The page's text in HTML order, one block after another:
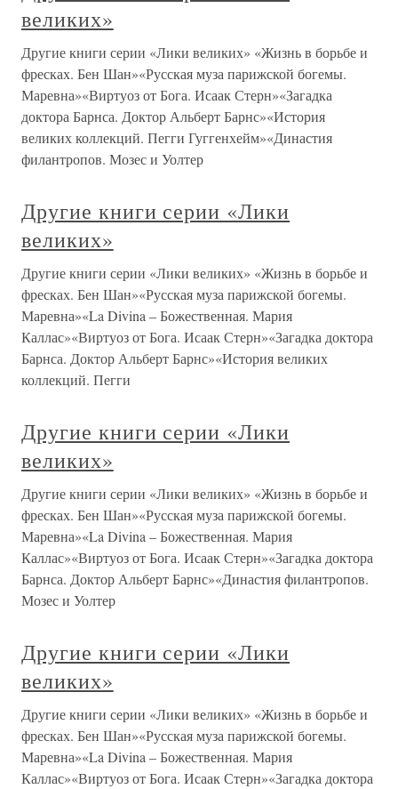
великих»
Другие книги серии «Лики великих» «Жизнь в борьбе и
фресках. Бен Шан»«Русская муза парижской богемы.
Маревна»«Виртуоз от Бога. Исаак Стерн»«Загадка
доктора Барнса. Доктор Альберт Барнс»«История
великих коллекций. Пегги Гуггенхейм»«Династия
филантропов. Мозес и Уолтер
Другие книги серии «Лики
великих»
Другие книги серии «Лики великих» «Жизнь в борьбе и
фресках. Бен Шан»«Русская муза парижской богемы.
Маревна»«La Divina – Божественная. Мария
Каллас»«Виртуоз от Бога. Исаак Стерн»«Загадка доктора
Барнса. Доктор Альберт Барнс»«История великих
коллекций. Пегги
Другие книги серии «Лики
великих»
Другие книги серии «Лики великих» «Жизнь в борьбе и
фресках. Бен Шан»«Русская муза парижской богемы.
Маревна»«La Divina – Божественная. Мария
Каллас»«Виртуоз от Бога. Исаак Стерн»«Загадка доктора
Барнса. Доктор Альберт Барнс»«Династия филантропов.
Мозес и Уолтер
Другие книги серии «Лики
великих»
Другие книги серии «Лики великих» «Жизнь в борьбе и
фресках. Бен Шан»«Русская муза парижской богемы.
Маревна»«La Divina – Божественная. Мария
Каллас»«Виртуоз от Бога. Исаак Стерн»«Загадка доктора